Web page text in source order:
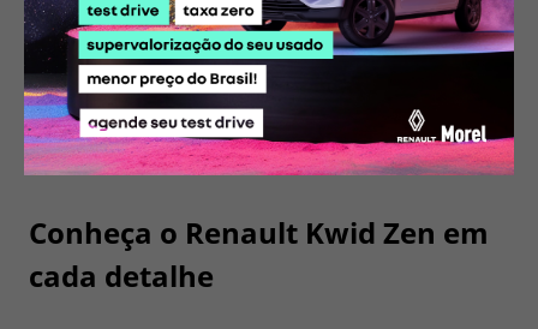
Compartilhe essa oferta:
Conheça o Renault Kwid Zen em
cada detalhe